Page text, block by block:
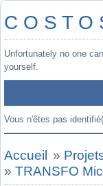
C O S T O
Unfortunately no one
yourself.
Vous n'êtes pas
Accueil »
» TRANSFO